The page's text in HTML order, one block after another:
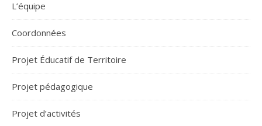
L’équipe
Coordonnées
Projet Éducatif de Territoire
Projet pédagogique
Projet d’activités